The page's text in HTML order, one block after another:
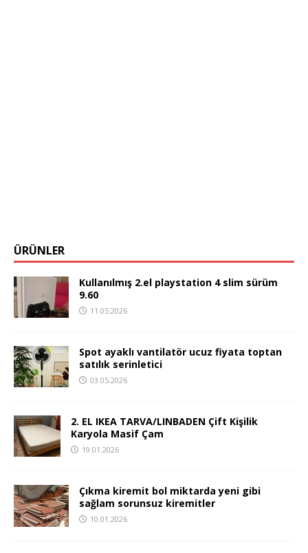
ÜRÜNLER
Kullanılmış 2.el playstation 4 slim sürüm
9.60
11.05.2026
Spot ayaklı vantilatör ucuz fiyata toptan
satılık serinletici
03.05.2026
2. EL IKEA TARVA/LINBADEN Çift Kişilik
Karyola Masif Çam
19.01.2026
Çıkma kiremit bol miktarda yeni gibi
sağlam sorunsuz kiremitler
10.01.2026